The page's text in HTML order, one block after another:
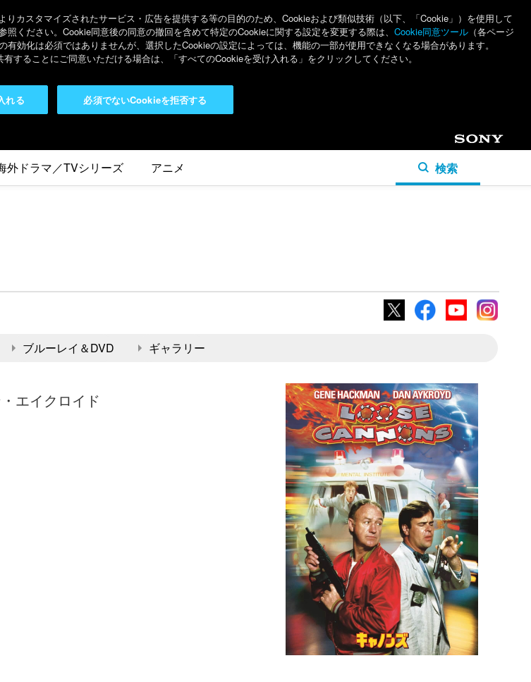
カスタマイズされたサービス・広告を提供する等の目的のため、Cookieおよび類似技術（以下、「Cookie」）を使用して
照ください。Cookie同意後の同意の撤回を含めて特定のCookieに関する設定を変更する際は、 Cookie同意ツール （各ページ
効化は必須ではありませんが、選択したCookieの設定によっては、機能の一部が使用できなくなる場合があります。
有することにご同意いただける場合は、「すべてのCookieを受け入れる」をクリックしてください。
必須でないCookieを拒否する
れる
Sony
外ドラマ／TVシリーズ アニメ 検索
X FacebookYouTubeInstagram
ブルーレイ＆DVD ギャラリー
エイクロイド